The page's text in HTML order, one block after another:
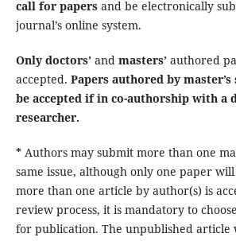
call for papersand be electronically
journal’s online system.
Only doctors’ and masters’ authored
accepted. Papers authored by
be accepted if in co-authorship with a
researcher.
*Authors may submit more than one
same issue, although only one paper
more than one article by author(s) is
review process, it is mandatory to
for publication. The unpublished article